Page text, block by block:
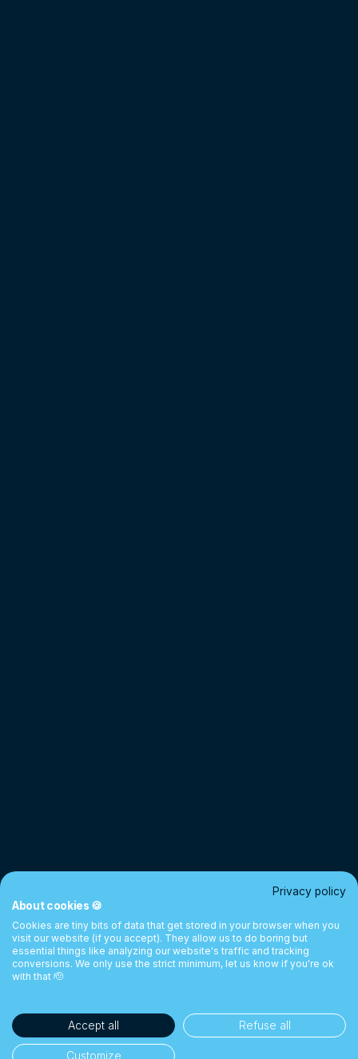
Privacy policy
About cookies 🍪
Cookies are tiny bits of data that get stored in your browser when you
visit our website (if you accept). They allow us to do boring but
essential things like analyzing our website's traffic and tracking
conversions. We only use the strict minimum, let us know if you're ok
with that 🫡
Accept all Refuse all
Customize